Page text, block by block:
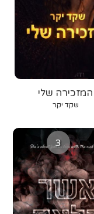
המזכירה שלי
שקד יקר
3